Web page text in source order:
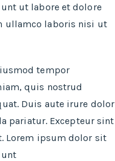
ut labore et dolore
ullamco laboris nisi ut
tempor
quis nostrud
Duis aute irure dolor
pariatur. Excepteur sint
Lorem ipsum dolor sit